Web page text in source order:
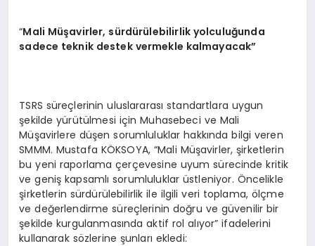
“Mali Müşavirler, sürdürülebilirlik yolculuğunda
sadece teknik destek vermekle kalmayacak”
TSRS süreçlerinin uluslararası standartlara uygun
şekilde yürütülmesi için Muhasebeci ve Mali
Müşavirlere düşen sorumluluklar hakkında bilgi veren
SMMM. Mustafa KÖKSOYA, “Mali Müşavirler, şirketlerin
bu yeni raporlama çerçevesine uyum sürecinde kritik
ve geniş kapsamlı sorumluluklar üstleniyor. Öncelikle
şirketlerin sürdürülebilirlik ile ilgili veri toplama, ölçme
ve değerlendirme süreçlerinin doğru ve güvenilir bir
şekilde kurgulanmasında aktif rol alıyor” ifadelerini
kullanarak sözlerine şunları ekledi: